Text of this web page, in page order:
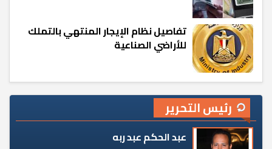
تفاصيل نظام الإيجار المنتهي بالتملك
للأراضي الصناعية
رئيس التحرير
عبد الحكم عبد ربه